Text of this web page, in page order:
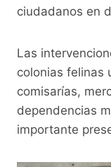
ciudadanos en
Las
colonias felinas
comisarías,
dependencias
importante